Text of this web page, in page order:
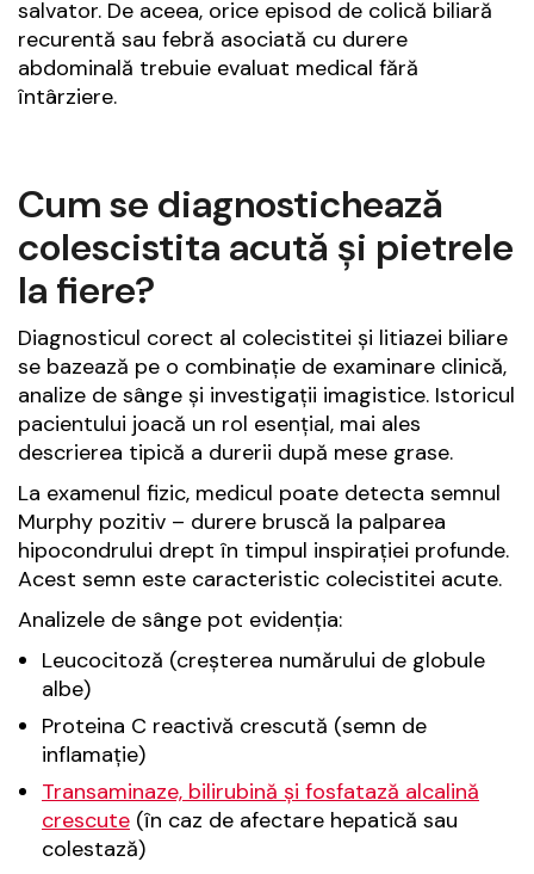
salvator. De aceea, orice episod de colică biliară
recurentă sau febră asociată cu durere
abdominală trebuie evaluat medical fără
întârziere.
Cum se diagnostichează
colescistita acută și pietrele
la fiere?
Diagnosticul corect al colecistitei și litiazei biliare
se bazează pe o combinație de examinare clinică,
analize de sânge și investigații imagistice. Istoricul
pacientului joacă un rol esențial, mai ales
descrierea tipică a durerii după mese grase.
La examenul fizic, medicul poate detecta semnul
Murphy pozitiv – durere bruscă la palparea
hipocondrului drept în timpul inspirației profunde.
Acest semn este caracteristic colecistitei acute.
Analizele de sânge pot evidenția:
Leucocitoză (creșterea numărului de globule
albe)
Proteina C reactivă crescută (semn de
inflamație)
Transaminaze, bilirubină și fosfatază alcalină
crescute (în caz de afectare hepatică sau
colestază)